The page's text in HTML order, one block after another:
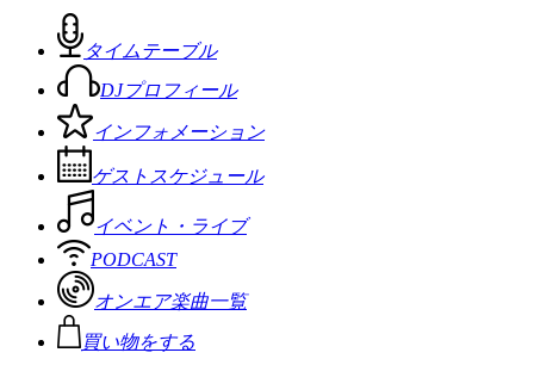
タイムテーブル
DJプロフィール
インフォメーション
ゲストスケジュール
イベント・ライブ
PODCAST
オンエア楽曲一覧
買い物をする